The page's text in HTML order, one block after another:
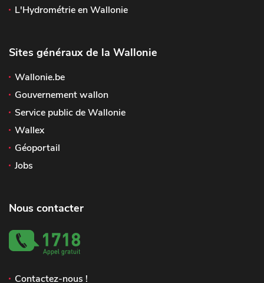
L'Hydrométrie en Wallonie
Sites généraux de la Wallonie
Wallonie.be
Gouvernement wallon
Service public de Wallonie
Wallex
Géoportail
Jobs
Nous contacter
Contactez-nous !